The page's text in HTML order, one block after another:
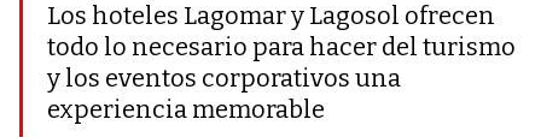
Los hoteles Lagomar y Lagosol ofrecen
todo lo necesario para hacer del turismo
y los eventos corporativos una
experiencia memorable